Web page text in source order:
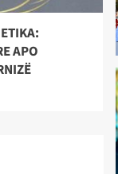
APO